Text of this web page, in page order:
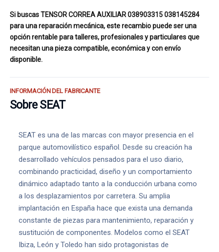
Si buscas TENSOR CORREA AUXILIAR 038903315 038145284
para una reparación mecánica, este recambio puede ser una
opción rentable para talleres, profesionales y particulares que
necesitan una pieza compatible, económica y con envío
disponible.
INFORMACIÓN DEL FABRICANTE
Sobre SEAT
SEAT es una de las marcas con mayor presencia en el
parque automovilístico español. Desde su creación ha
desarrollado vehículos pensados para el uso diario,
combinando practicidad, diseño y un comportamiento
dinámico adaptado tanto a la conducción urbana como
a los desplazamientos por carretera. Su amplia
implantación en España hace que exista una demanda
constante de piezas para mantenimiento, reparación y
sustitución de componentes. Modelos como el SEAT
Ibiza, León y Toledo han sido protagonistas de